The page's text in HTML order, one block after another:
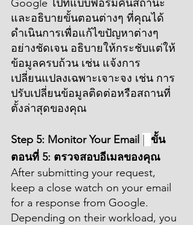
Google ไปที่แบบฟอร์มคืนสถานะ
และอธิบายขั้นตอนต่างๆ ที่คุณได้
ดำเนินการเพื่อแก้ไขปัญหาต่างๆ
อย่างชัดเจน อธิบายให้กระชับแต่ให้
ข้อมูลครบถ้วน เช่น แจ้งการ
เปลี่ยนแปลงเฉพาะเจาะจง เช่น การ
ปรับเปลี่ยนข้อมูลติดต่อหรือสถานที่
ตั้งล่าสุดของคุณ
Step 5: Monitor Your Email | ขั้น
ตอนที่ 5: ตรวจสอบอีเมลของคุณ
After submitting your request,
keep a close watch on your email
for a response from Google.
Depending on their workload, you